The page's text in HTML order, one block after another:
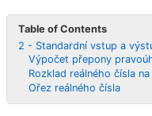
Table of Contents
2 - Standardní vstup a
Výpočet přepony
Rozklad reálného čísla
Ořez reálného čísla